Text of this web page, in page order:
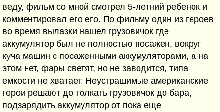
веду, фильм со мной смотрел 5-летний ребенок и
комментировал его его. По фильму один из героев
во время вылазки нашел грузовичок где
аккумулятор был не полностью посажен, вокруг
куча машин с посаженными аккумуляторами, а на
этом нет, фары светят, но не заводится, типа
емкости не хватает. Неустрашимые американские
герои решают до толкать грузовичок до бара,
подзарядить аккумулятор от пока еще